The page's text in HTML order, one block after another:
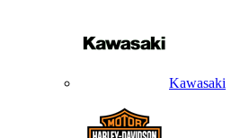
Kawasaki